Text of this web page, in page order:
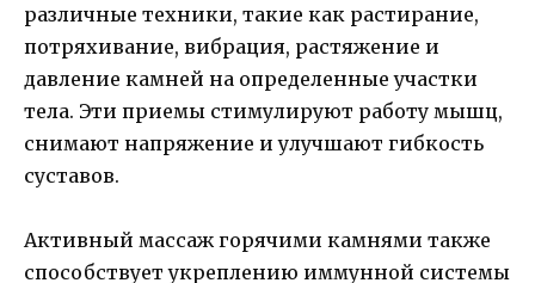
различные техники, такие как растирание,
потряхивание, вибрация, растяжение и
давление камней на определенные участки
тела. Эти приемы стимулируют работу мышц,
снимают напряжение и улучшают гибкость
суставов.
Активный массаж горячими камнями также
способствует укреплению иммунной системы